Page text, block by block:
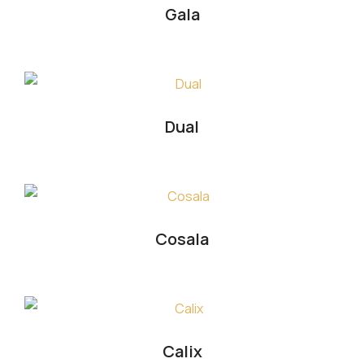
Gala
Dual
Cosala
Calix